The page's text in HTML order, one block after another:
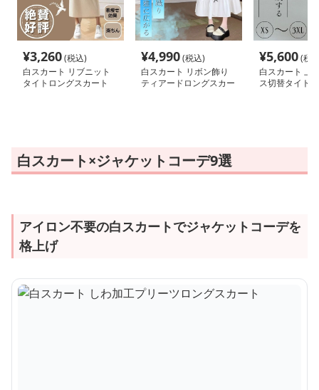
¥3,260(税込)
白スカート リブニット
タイトロングスカート
¥4,990(税込)
白スカート リボン飾り
ティアードロングスカー
¥5,600(税
白スカート 上
ス切替タイト
白スカート×ジャケットコーデ9選
アイロン不要の白スカートでジャケットコーデを
格上げ